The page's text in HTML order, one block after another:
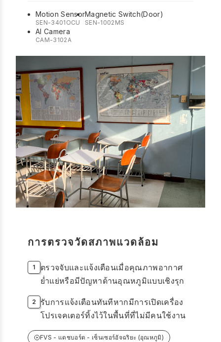
Motion Sensor
SEN-3401OCU
Magnetic Switch(Door)
SEN-1002MS
AI Camera
CAM-3102A
การตรวจวัดสภาพแวดล้อม
ตรวจจับและแจ้งเตือนเมื่อคุณภาพอากาศ
ย่ำแย่หรือมีปัญหาด้านอุณหภูมิแบบเชิงรุก
รับการแจ้งเตือนทันทีหากมีการเปิดเครื่อง
โปรเจคเตอร์ทิ้งไว้ในพื้นที่ที่ไม่มีคนใช้งาน
FVS - แดชบอร์ด - เซ็นเซอร์อัจฉริยะ (อุณหภูมิ)